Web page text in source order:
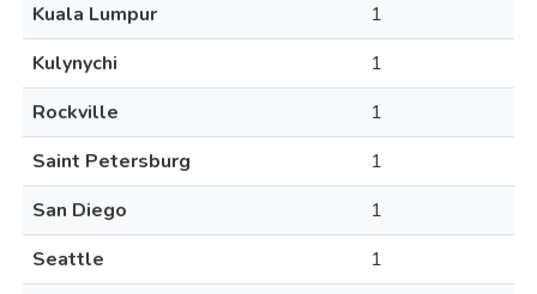
Kuala Lumpur
1
Kulynychi
1
Rockville
1
Saint Petersburg
1
San Diego
1
Seattle
1